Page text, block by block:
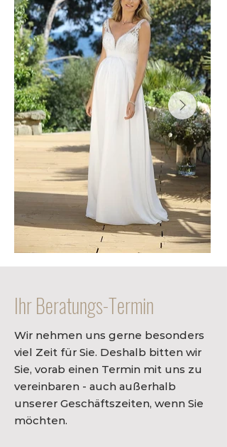
Ihr Beratungs-Termin
Wir nehmen uns gerne besonders
viel Zeit für Sie. Deshalb bitten wir
Sie, vorab einen Termin mit uns zu
vereinbaren - auch außerhalb
unserer Geschäftszeiten, wenn Sie
möchten.